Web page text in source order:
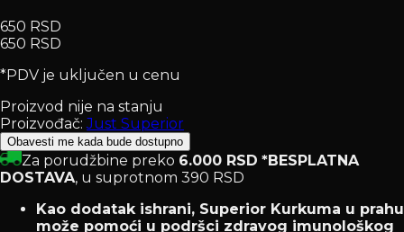
650 RSD
650 RSD
*PDV je uključen u cenu
Proizvod nije na stanju
Proizvođač:Just Superior
Obavesti me kada bude dostupno
Za porudžbine preko 6.000 RSD *BESPLATNA
DOSTAVA, u suprotnom 390 RSD
Kao dodatak ishrani, Superior Kurkuma u prahu
može pomoći u podršci zdravog imunološkog